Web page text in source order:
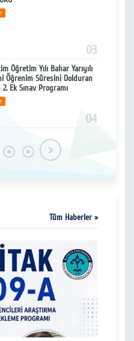
03
Öğretim Yılı Bahar Yarıyılı
Öğrenim Süresini Dolduran
Ek Sınav Programı
04
Tüm Haberler »